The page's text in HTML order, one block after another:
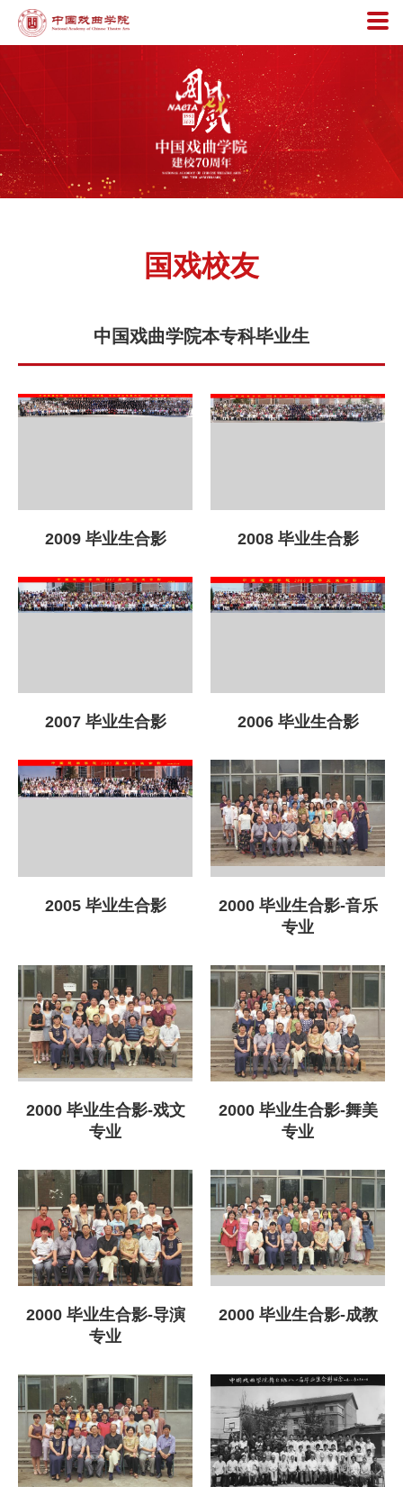
国戏校友
中国戏曲学院本专科毕业生
2009 毕业生合影 2008 毕业生合影
2007 毕业生合影 2006 毕业生合影
2005 毕业生合影
2000 毕业生合影-音乐
专业
2000 毕业生合影-戏文
专业
2000 毕业生合影-舞美
专业
2000 毕业生合影-导演
专业
2000 毕业生合影-成教